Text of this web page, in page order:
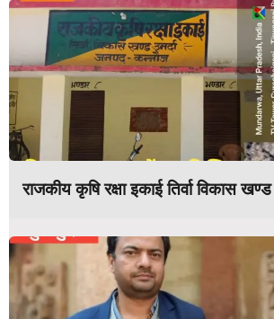
राजकीय कृषि रक्षा इकाई तिर्वा विकास खण्ड